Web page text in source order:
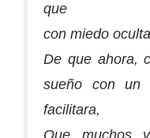
que
con miedo
De que ahora,
sueño con un
facilitara,
Que muchos